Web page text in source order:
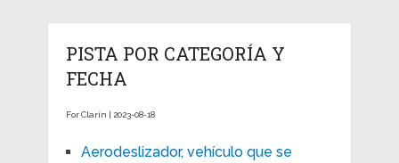
PISTA POR CATEGORÍA Y
FECHA
For Clarín | 2023-08-18
Aerodeslizador, vehículo que se